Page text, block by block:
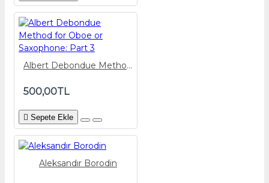
Albert Debondue Method for Oboe or Saxophone: Part 3
500,00TL
Sepete Ekle
Aleksandır Borodin